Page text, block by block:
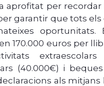
aprofitat per recordar
garantir que tots
oportunitats.
170.000 euros per
extraescolars
(40.000€) i
als mitjans